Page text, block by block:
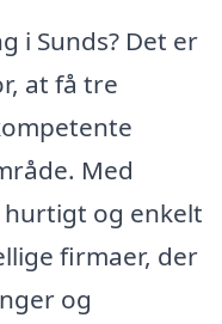
i Sunds? Det er
at få tre
Med
og enkelt
firmaer, der
og